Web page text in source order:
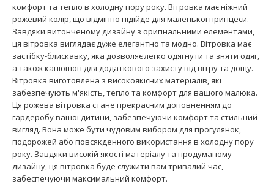
комфорт та тепло в холодну пору року. Вітровка має ніжний
рожевий колір, що відмінно підійде для маленької принцеси.
Завдяки витонченому дизайну з оригінальними елементами,
ця вітровка виглядає дуже елегантно та модно. Вітровка має
застібку-блискавку, яка дозволяє легко одягнути та зняти одяг,
а також капюшон для додаткового захисту від вітру та дощу.
Вітровка виготовлена з високоякісних матеріалів, які
забезпечують м'якість, тепло та комфорт для вашого малюка.
Ця рожева вітровка стане прекрасним доповненням до
гардеробу вашої дитини, забезпечуючи комфорт та стильний
вигляд. Вона може бути чудовим вибором для прогулянок,
подорожей або повсякденного використання в холодну пору
року. Завдяки високій якості матеріалу та продуманому
дизайну, ця вітровка буде служити вам тривалий час,
забеспечуючи максимальний комфорт.